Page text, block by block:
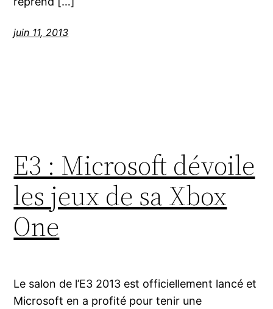
juin 11, 2013
E3 : Microsoft dévoile
les jeux de sa Xbox
One
Le salon de l’E3 2013 est officiellement lancé et
Microsoft en a profité pour tenir une